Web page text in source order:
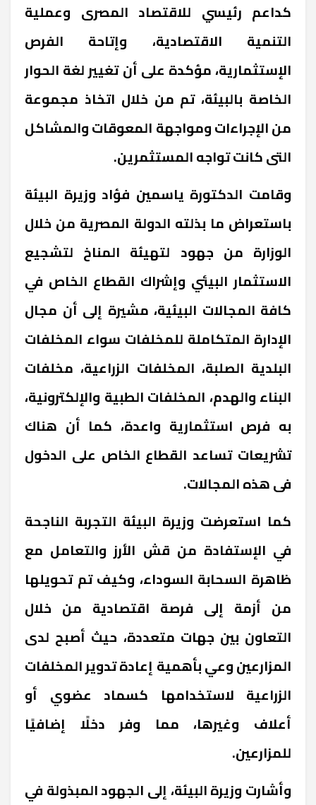
كداعم رئيسي للاقتصاد المصرى وعملية
التنمية الاقتصادية، وإتاحة الفرص
الإستثمارية، مؤكدة على أن تغيير لغة الحوار
الخاصة بالبيئة، تم من خلال اتخاذ مجموعة
من الإجراءات ومواجهة المعوقات والمشاكل
التى كانت تواجه المستثمرين.
وقامت الدكتورة ياسمين فؤاد وزيرة البيئة
باستعراض ما بذلته الدولة المصرية من خلال
الوزارة من جهود لتهيئة المناخ لتشجيع
الاستثمار البيئي وإشراك القطاع الخاص في
كافة المجالات البيئية، مشيرة إلى أن مجال
الإدارة المتكاملة للمخلفات سواء المخلفات
البلدية الصلبة، المخلفات الزراعية، مخلفات
البناء والهدم، المخلفات الطبية والإلكترونية،
به فرص استثمارية واعدة، كما أن هناك
تشريعات تساعد القطاع الخاص على الدخول
فى هذه المجالات.
كما استعرضت وزيرة البيئة التجربة الناجحة
في الإستفادة من قش الأرز والتعامل مع
ظاهرة السحابة السوداء، وكيف تم تحويلها
من أزمة إلى فرصة اقتصادية من خلال
التعاون بين جهات متعددة، حيث أصبح لدى
المزارعين وعي بأهمية إعادة تدوير المخلفات
الزراعية لاستخدامها كسماد عضوي أو
أعلاف وغيرها، مما وفر دخلًا إضافيًا
للمزارعين.
وأشارت وزيرة البيئة، إلى الجهود المبذولة في